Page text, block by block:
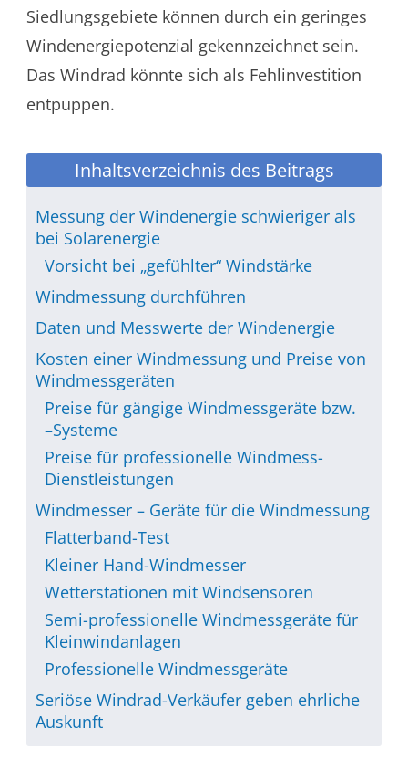
Siedlungsgebiete können durch ein geringes
Windenergiepotenzial gekennzeichnet sein.
Das Windrad könnte sich als Fehlinvestition
entpuppen.
Inhaltsverzeichnis des Beitrags
Messung der Windenergie schwieriger als
bei Solarenergie
Vorsicht bei „gefühlter“ Windstärke
Windmessung durchführen
Daten und Messwerte der Windenergie
Kosten einer Windmessung und Preise von
Windmessgeräten
Preise für gängige Windmessgeräte bzw.
–Systeme
Preise für professionelle Windmess-
Dienstleistungen
Windmesser – Geräte für die Windmessung
Flatterband-Test
Kleiner Hand-Windmesser
Wetterstationen mit Windsensoren
Semi-professionelle Windmessgeräte für
Kleinwindanlagen
Professionelle Windmessgeräte
Seriöse Windrad-Verkäufer geben ehrliche
Auskunft